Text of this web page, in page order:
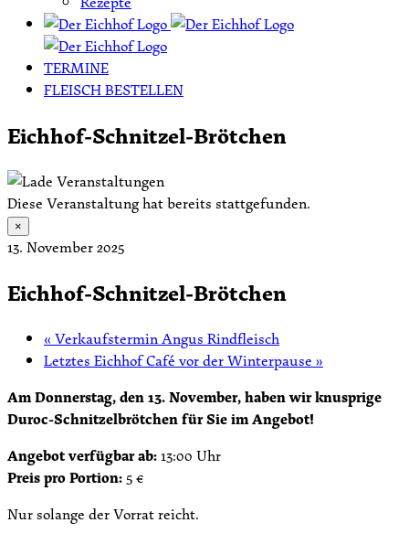
TERMINE
FLEISCH BESTELLEN
Eichhof-Schnitzel-Brötchen
Diese Veranstaltung hat bereits stattgefunden.
×
13. November 2025
Eichhof-Schnitzel-Brötchen
« Verkaufstermin Angus Rindfleisch
Letztes Eichhof Café vor der Winterpause »
Am Donnerstag, den 13. November, haben wir knusprige
Duroc-Schnitzelbrötchen für Sie im Angebot!
Angebot verfügbar ab:13:00 Uhr
Preis pro Portion: 5 €
Nur solange der Vorrat reicht.